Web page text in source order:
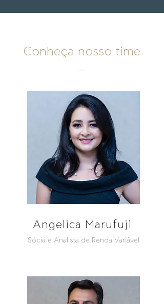
Conheça nosso time
Angelica Marufuji
Sócia e Analista de Renda Variável